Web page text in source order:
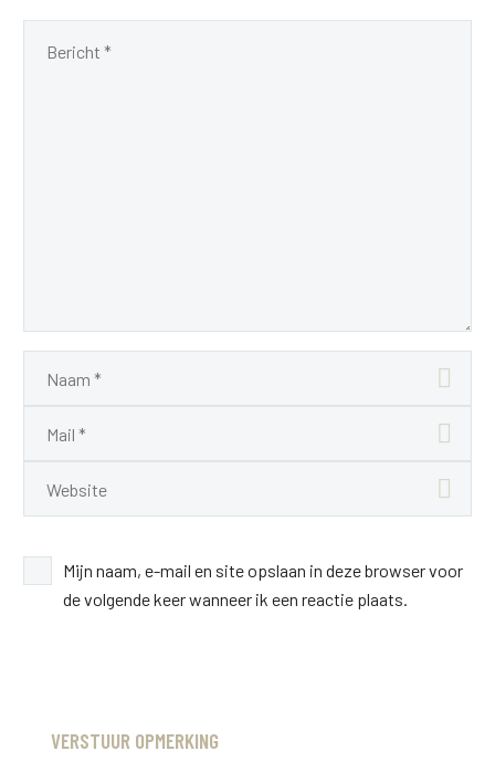
Mijn naam, e-mail en site opslaan in deze browser voor
de volgende keer wanneer ik een reactie plaats.
VERSTUUR OPMERKING